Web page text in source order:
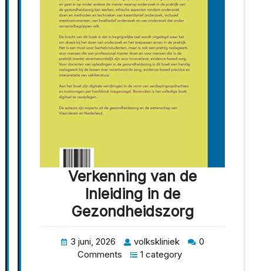
Verkenning van de
Inleiding in de
Gezondheidszorg
3 juni, 2026 volkskliniek
0
Comments
1 category